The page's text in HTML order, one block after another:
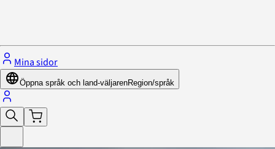
Mina sidor
Öppna språk och land-väljarenRegion/språk